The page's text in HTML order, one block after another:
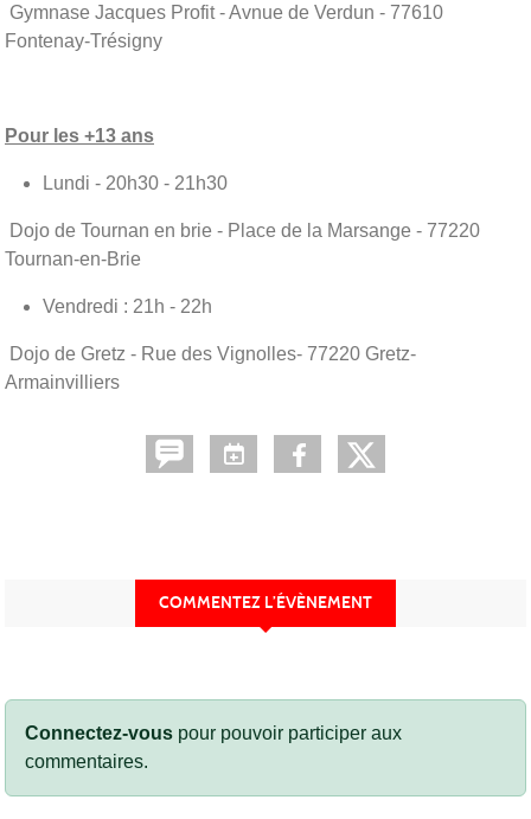
Gymnase Jacques Profit - Avnue de Verdun - 77610
Fontenay-Trésigny
Pour les +13 ans
Lundi - 20h30 - 21h30
Dojo de Tournan en brie - Place de la Marsange - 77220
Tournan-en-Brie
Vendredi : 21h - 22h
Dojo de Gretz - Rue des Vignolles- 77220 Gretz-
Armainvilliers
COMMENTEZ L’ÉVÈNEMENT
Connectez-vous pour pouvoir participer aux
commentaires.